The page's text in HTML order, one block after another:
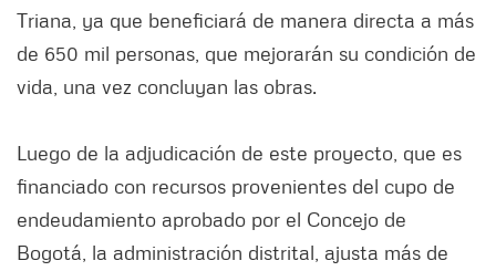
Triana, ya que beneficiará de manera directa a más
de 650 mil personas, que mejorarán su condición de
vida, una vez concluyan las obras.
Luego de la adjudicación de este proyecto, que es
financiado con recursos provenientes del cupo de
endeudamiento aprobado por el Concejo de
Bogotá, la administración distrital, ajusta más de